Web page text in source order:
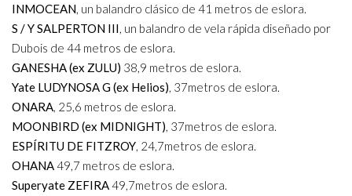
INMOCEAN, un balandro clásico de 41 metros de eslora.
S / Y SALPERTON III, un balandro de vela rápida diseñado por
Dubois de 44 metros de eslora.
GANESHA (ex ZULU) 38,9 metros de eslora.
Yate LUDYNOSA G (ex Helios), 37metros de eslora.
ONARA, 25,6 metros de eslora.
MOONBIRD (ex MIDNIGHT), 37metros de eslora.
ESPÍRITU DE FITZROY, 24,7metros de eslora.
OHANA49,7 metros de eslora.
Superyate ZEFIRA49,7metros de eslora.